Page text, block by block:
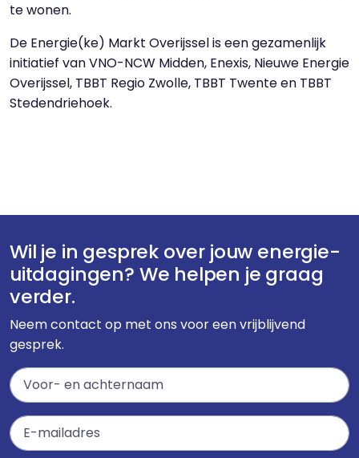
te wonen.
De Energie(ke) Markt Overijssel is een gezamenlijk
initiatief van VNO-NCW Midden, Enexis, Nieuwe Energie
Overijssel, TBBT Regio Zwolle, TBBT Twente en TBBT
Stedendriehoek.
Wil je in gesprek over jouw energie-
uitdagingen? We helpen je graag
verder.
Neem contact op met ons voor een vrijblijvend
gesprek.